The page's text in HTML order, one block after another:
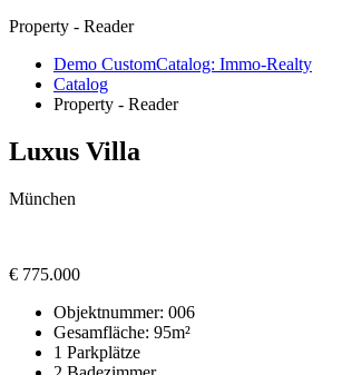
Property - Reader
Demo CustomCatalog: Immo-Realty
Catalog
Property - Reader
Luxus Villa
München
€ 775.000
Objektnummer: 006
Gesamfläche: 95m²
1 Parkplätze